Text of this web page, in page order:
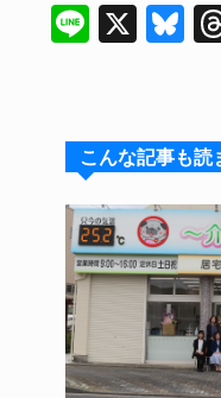
Li
X
Bl
s
k
y
こんな記事も読